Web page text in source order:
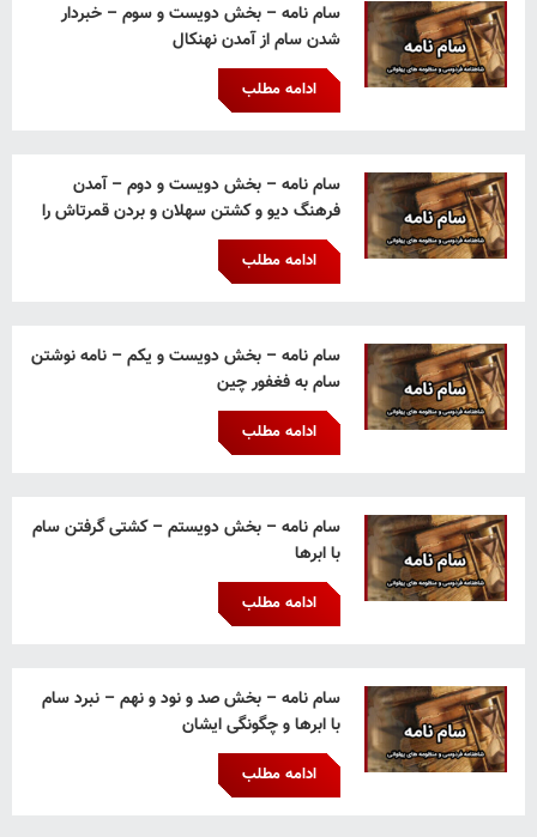
سام نامه – بخش دویست و سوم – خبردار
شدن سام از آمدن نهنکال
ادامه مطلب
سام نامه – بخش دویست و دوم – آمدن
فرهنگ دیو و کشتن سهلان و بردن قمرتاش را
ادامه مطلب
سام نامه – بخش دویست و یکم – نامه نوشتن
سام به فغفور چین
ادامه مطلب
سام نامه – بخش دویستم – کشتی گرفتن سام
با ابرها
ادامه مطلب
سام نامه – بخش صد و نود و نهم – نبرد سام
با ابرها و چگونگی ایشان
ادامه مطلب